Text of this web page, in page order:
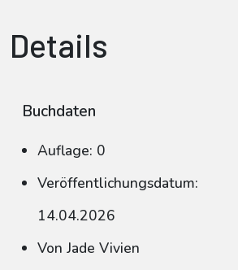
Details
Buchdaten
Auflage: 0
Veröffentlichungsdatum:
14.04.2026
Von Jade Vivien